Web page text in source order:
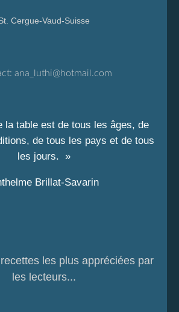
Cergue-Vaud-Suisse
ana_luthi@hotmail.com
la table est de tous les âges, de
de tous les pays et de tous
les jours. »
Brillat-Savarin
les plus appréciées par
les lecteurs...